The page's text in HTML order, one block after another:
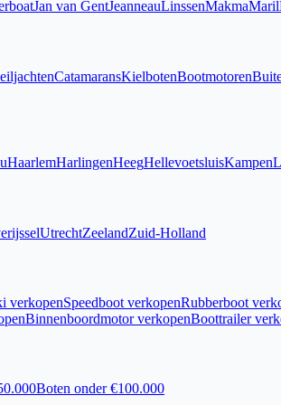
Jan van GentJeanneauLinssenMakmaMaril
CatamaransKielbotenBootmotoren
HaarlemHarlingenHeegHellevoetsluisKampen
UtrechtZeelandZuid-Holland
verkopenSpeedboot verkopenRubberboot
Binnenboordmotor verkopenBoottrailer
Boten onder €100.000